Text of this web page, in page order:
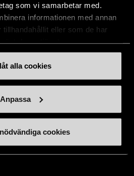
som vi samarbetar med.
informationen med annan
eller som de har
alla cookies
Anpassa
cookies